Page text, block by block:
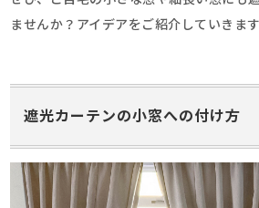
ませんか？アイデアをご紹介していきます
遮光カーテンの小窓への付け方